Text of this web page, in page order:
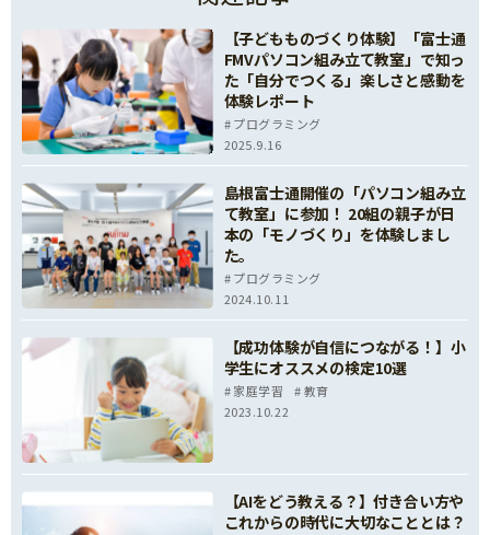
【子どもものづくり体験】「富士通
FMVパソコン組み立て教室」で知っ
た「自分でつくる」楽しさと感動を
体験レポート
プログラミング
2025.9.16
島根富士通開催の「パソコン組み立
て教室」に参加！ 20組の親子が日
本の「モノづくり」を体験しまし
た。
プログラミング
2024.10.11
【成功体験が自信につながる！】小
学生にオススメの検定10選
家庭学習
教育
2023.10.22
【AIをどう教える？】付き合い方や
これからの時代に大切なこととは？